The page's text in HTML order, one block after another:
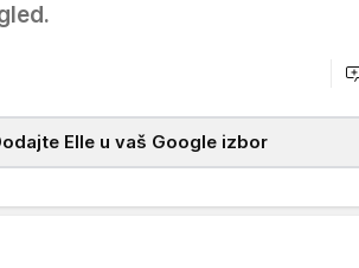
Elle u vaš Google izbor